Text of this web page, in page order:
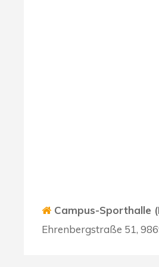
Campus-Sporthalle
Ehrenbergstraße 51,